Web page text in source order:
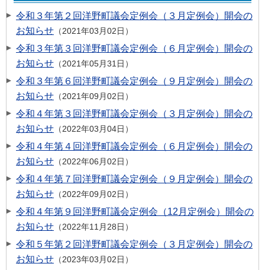
令和３年第２回洋野町議会定例会（３月定例会）開会の
お知らせ
2021年03月02日
令和３年第３回洋野町議会定例会（６月定例会）開会の
お知らせ
2021年05月31日
令和３年第６回洋野町議会定例会（９月定例会）開会の
お知らせ
2021年09月02日
令和４年第３回洋野町議会定例会（３月定例会）開会の
お知らせ
2022年03月04日
令和４年第４回洋野町議会定例会（６月定例会）開会の
お知らせ
2022年06月02日
令和４年第７回洋野町議会定例会（９月定例会）開会の
お知らせ
2022年09月02日
令和４年第９回洋野町議会定例会（12月定例会）開会の
お知らせ
2022年11月28日
令和５年第２回洋野町議会定例会（３月定例会）開会の
お知らせ
2023年03月02日